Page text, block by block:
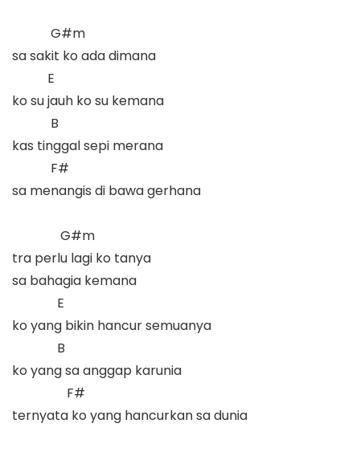
            G#m
sa sakit ko ada dimana
           E
ko su jauh ko su kemana
            B
kas tinggal sepi merana
            F#
sa menangis di bawa gerhana
               G#m
tra perlu lagi ko tanya
sa bahagia kemana
              E
ko yang bikin hancur semuanya
              B
ko yang sa anggap karunia
                 F#
ternyata ko yang hancurkan sa dunia